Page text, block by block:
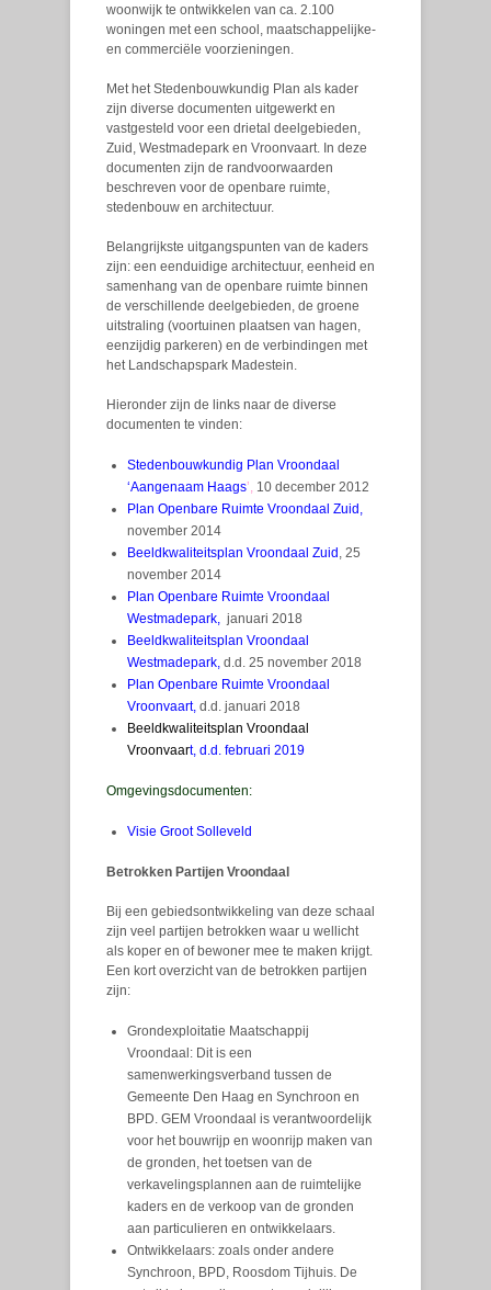
woonwijk te ontwikkelen van ca. 2.100
woningen met een school, maatschappelijke-
en commerciële voorzieningen.
Met het Stedenbouwkundig Plan als kader
zijn diverse documenten uitgewerkt en
vastgesteld voor een drietal deelgebieden,
Zuid, Westmadepark en Vroonvaart. In deze
documenten zijn de randvoorwaarden
beschreven voor de openbare ruimte,
stedenbouw en architectuur.
Belangrijkste uitgangspunten van de kaders
zijn: een eenduidige architectuur, eenheid en
samenhang van de openbare ruimte binnen
de verschillende deelgebieden, de groene
uitstraling (voortuinen plaatsen van hagen,
eenzijdig parkeren) en de verbindingen met
het Landschapspark Madestein.
Hieronder zijn de links naar de diverse
documenten te vinden:
Stedenbouwkundig Plan Vroondaal
‘Aangenaam Haags’, 10 december 2012
Plan Openbare Ruimte Vroondaal Zuid ,
november 2014
Beeldkwaliteitsplan Vroondaal Zuid , 25
november 2014
Plan Openbare Ruimte Vroondaal
Westmadepark, januari 2018
Beeldkwaliteitsplan Vroondaal
Westmadepark, d.d. 25 november 2018
Plan Openbare Ruimte Vroondaal
Vroonvaart, d.d. januari 2018
Beeldkwaliteitsplan Vroondaal
Vroonvaart, d.d. februari 2019
Omgevingsdocumenten:
Visie Groot Solleveld
Betrokken Partijen Vroondaal
Bij een gebiedsontwikkeling van deze schaal
zijn veel partijen betrokken waar u wellicht
als koper en of bewoner mee te maken krijgt.
Een kort overzicht van de betrokken partijen
zijn:
Grondexploitatie Maatschappij
Vroondaal: Dit is een
samenwerkingsverband tussen de
Gemeente Den Haag en Synchroon en
BPD. GEM Vroondaal is verantwoordelijk
voor het bouwrijp en woonrijp maken van
de gronden, het toetsen van de
verkavelingsplannen aan de ruimtelijke
kaders en de verkoop van de gronden
aan particulieren en ontwikkelaars.
Ontwikkelaars: zoals onder andere
Synchroon, BPD, Roosdom Tijhuis. De